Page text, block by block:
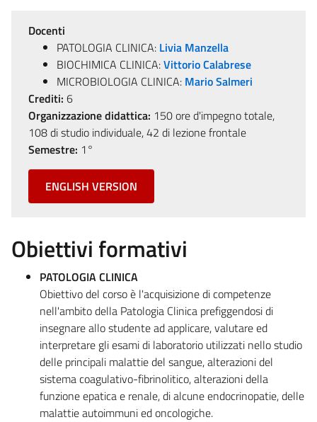
Docenti
PATOLOGIA CLINICA: Livia Manzella
BIOCHIMICA CLINICA:Vittorio Calabrese
MICROBIOLOGIA CLINICA: Mario Salmeri
Crediti: 6
Organizzazione didattica: 150 ore d'impegno totale,
108 di studio individuale, 42 di lezione frontale
Semestre: 1°
ENGLISH VERSION
Obiettivi formativi
PATOLOGIA CLINICA
Obiettivo del corso è l'acquisizione di competenze
nell'ambito della Patologia Clinica prefiggendosi di
insegnare allo studente ad applicare, valutare ed
interpretare gli esami di laboratorio utilizzati nello studio
delle principali malattie del sangue, alterazioni del
sistema coagulativo-fibrinolitico, alterazioni della
funzione epatica e renale, di alcune endocrinopatie, delle
malattie autoimmuni ed oncologiche.